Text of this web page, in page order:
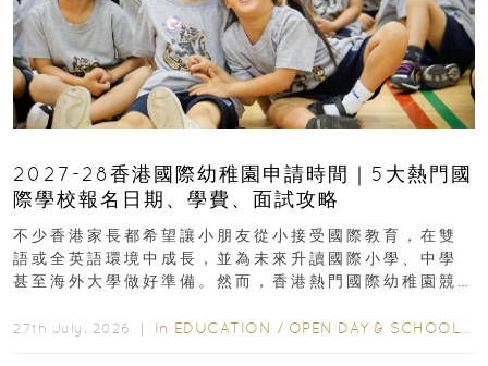
2027-28香港國際幼稚園申請時間｜5大熱門國
際學校報名日期、學費、面試攻略
不少香港家長都希望讓小朋友從小接受國際教育，在雙
語或全英語環境中成長，並為未來升讀國際小學、中學
甚至海外大學做好準備。然而，香港熱門國際幼稚園競
27th July, 2026 ｜ In EDUCATION / OPEN DAY & SCHOOL EVENTS